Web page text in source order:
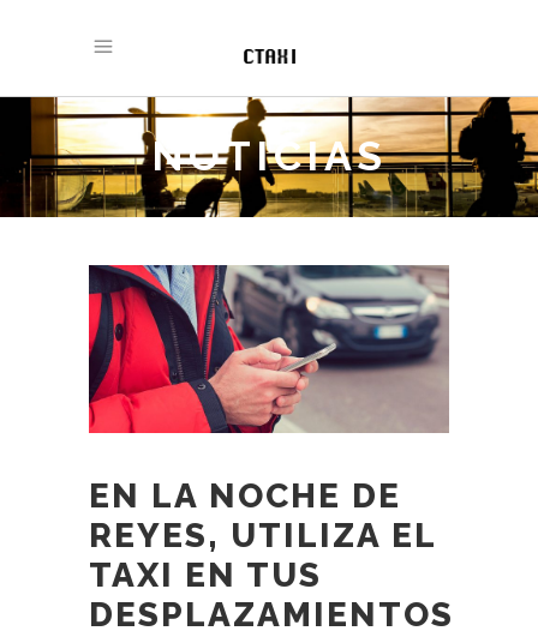
NOTICIAS
EN LA NOCHE DE
REYES, UTILIZA EL
TAXI EN TUS
DESPLAZAMIENTOS